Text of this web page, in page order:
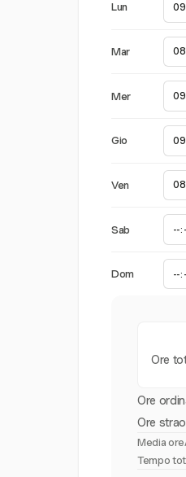
Lun
Mar
Mer
Gio
Ven
Sab
Dom
Ore
Ore
Ore
Media
Tempo